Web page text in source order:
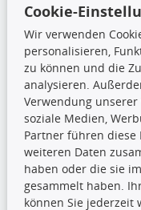
TecDoc Inside
unterlassen, die Daten
vorherige Zustimmung
verbreiten und/oder
zu lassen. Ein
Cookie-
Wir verwenden
personalisieren,
zu können und die
analysieren.
Verwendung
soziale Medien,
Partner führen
weiteren Daten
haben oder die sie
gesammelt haben.
können Sie jederzeit